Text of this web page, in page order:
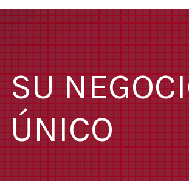
SU
ÚNICO